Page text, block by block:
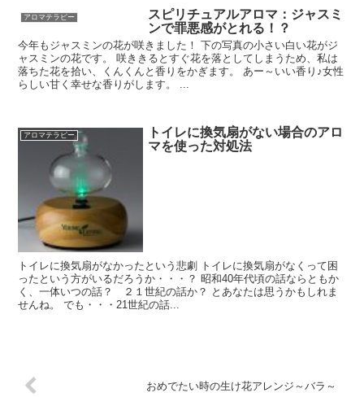
アロマテラピー
スピリチュアルアロマ：ジャスミ
ンで罪悪感がとれる！？
今年もジャスミンの花が咲きました！ 下の写真の小さい白い花がジ
ャスミンの花です。 咲ききるとすぐ花を落としてしまうため、私は
落ちた花を拾い、くんくんと香りをかぎます。 あー～いい香り♪女性
らしい甘く幸せな香りがします。 ...
アロマテラピー
トイレに換気扇がない場合のアロ
マを使った対処法
トイレに換気扇がなかったという悲劇 トイレに換気扇がなくって困
ったという方がいるだろうか・・・？ 昭和40年代頃の話ならともか
く、一体いつの話？ ２１世紀の話か？ とあなたは思うかもしれま
せんね。 でも・・・21世紀の話...
おめでたい時の生け花アレンジ～バラ～